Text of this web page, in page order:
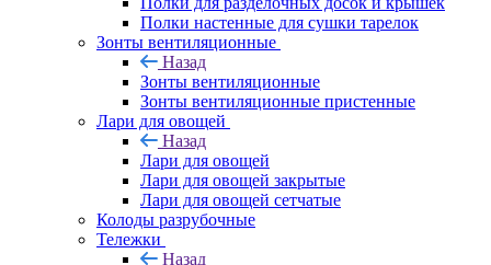
Полки настенные для сушки тарелок
Зонты вентиляционные
Назад
Зонты вентиляционные
Зонты вентиляционные пристенные
Лари для овощей
Назад
Лари для овощей
Лари для овощей закрытые
Лари для овощей сетчатые
Колоды разрубочные
Тележки
Назад